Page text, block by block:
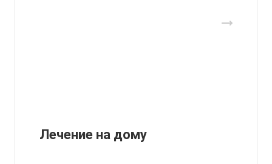
Лечение на дому